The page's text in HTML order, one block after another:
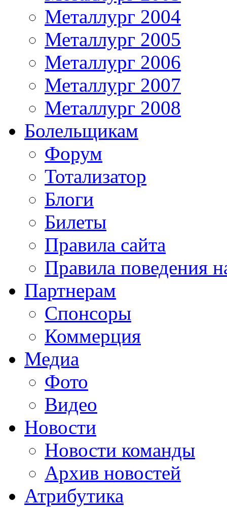
Металлург 2004
Металлург 2005
Металлург 2006
Металлург 2007
Металлург 2008
Болельщикам
Форум
Тотализатор
Блоги
Билеты
Правила сайта
Правила поведения
Партнерам
Спонсоры
Коммерция
Медиа
Фото
Видео
Новости
Новости команды
Архив новостей
Атрибутика